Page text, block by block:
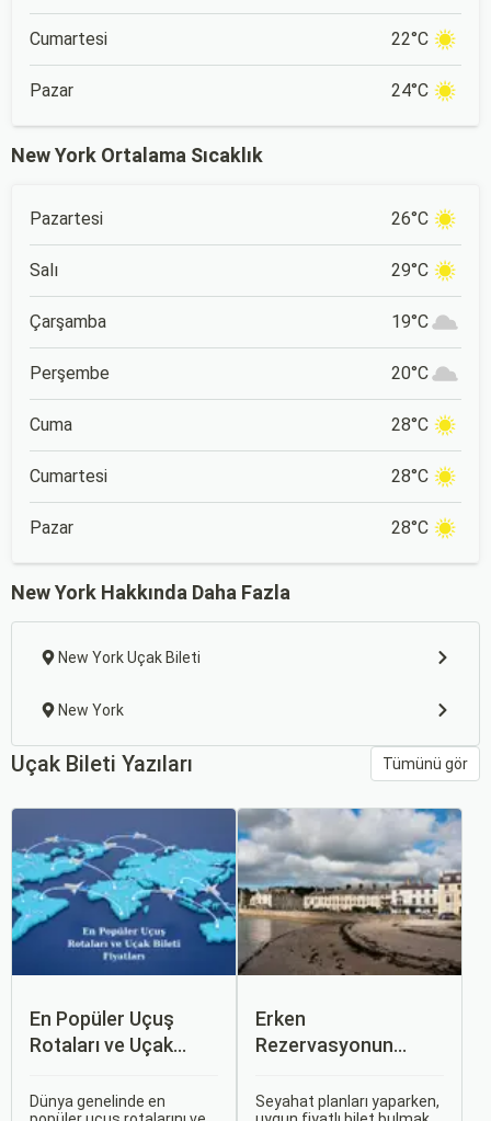
Cumartesi 22°C
Pazar 24°C
New York Ortalama Sıcaklık
Pazartesi 26°C
Salı 29°C
Çarşamba 19°C
Perşembe 20°C
Cuma 28°C
Cumartesi 28°C
Pazar 28°C
New York Hakkında Daha Fazla
New York Uçak Bileti
New York
Uçak Bileti Yazıları Tümünü gör
En Popüler Uçuş
Rotaları ve Uçak
Dünya genelinde en
Erken
Rezervasyonun
Otobüs Bileti Satın
Seyahat planları yaparken,